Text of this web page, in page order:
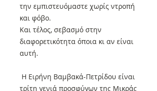
την εμπιστευόμαστε χωρίς ντροπή
και φόβο.
Και τέλος, σεβασμό στην
διαφορετικότητα όποια κι αν είναι
αυτή.
Η Ειρήνη Βαμβακά-Πετρίδου είναι
τρίτη γενιά προσφύγων της Μικράς